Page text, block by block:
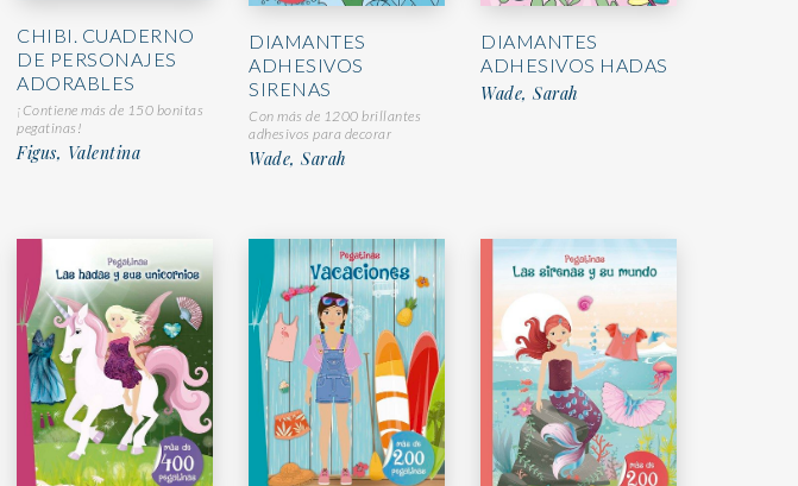
CHIBI. CUADERNO
DE PERSONAJES
ADORABLES
¡Contiene más de 150 bonitas
pegatinas!
Figus, Valentina
DIAMANTES
ADHESIVOS
SIRENAS
Con más de 1200 brillantes
adhesivos para decorar
Wade, Sarah
DIAMANTES
ADHESIVOS HADAS
Wade, Sarah